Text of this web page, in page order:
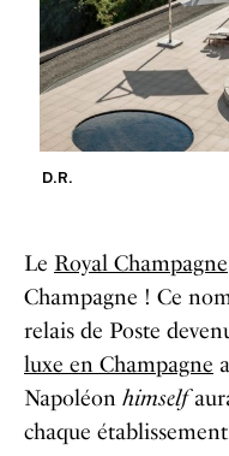
D.R.
Le Royal Champagne
Champagne ! Ce
relais de Poste
luxe en Champagne
Napoléon himself
chaque